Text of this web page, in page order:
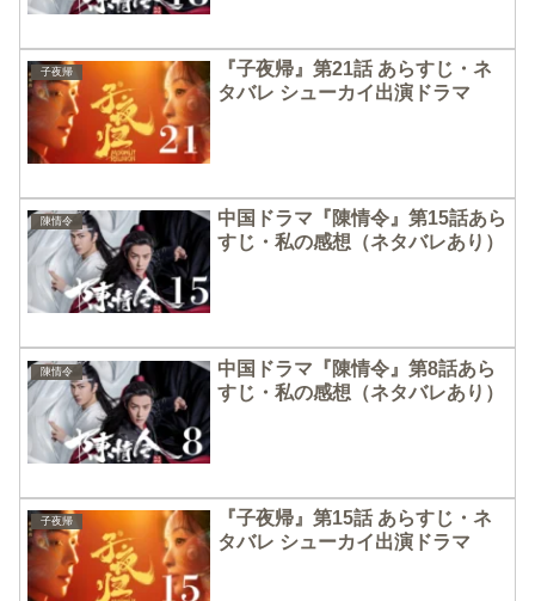
子夜帰
『子夜帰』第21話 あらすじ・ネ
タバレ シューカイ出演ドラマ
陳情令
中国ドラマ『陳情令』第15話あら
すじ・私の感想（ネタバレあり）
陳情令
中国ドラマ『陳情令』第8話あら
すじ・私の感想（ネタバレあり）
子夜帰
『子夜帰』第15話 あらすじ・ネ
タバレ シューカイ出演ドラマ